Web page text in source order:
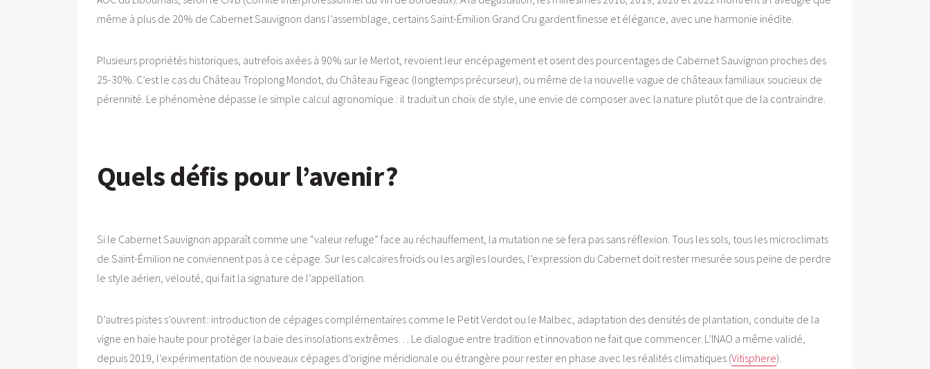
même à plus de 20% de Cabernet Sauvignon dans l’assemblage, certains Saint-Émilion Grand Cru gardent finesse et élégance, avec une harmonie inédite.
Plusieurs propriétés historiques, autrefois axées à 90% sur le Merlot, revoient leur encépagement et osent des pourcentages de Cabernet Sauvignon proches des
25-30%. C’est le cas du Château Troplong Mondot, du Château Figeac (longtemps précurseur), ou même de la nouvelle vague de châteaux familiaux soucieux de
pérennité. Le phénomène dépasse le simple calcul agronomique : il traduit un choix de style, une envie de composer avec la nature plutôt que de la contraindre.
Quels défis pour l’avenir ?
Si le Cabernet Sauvignon apparaît comme une “valeur refuge” face au réchauffement, la mutation ne se fera pas sans réflexion. Tous les sols, tous les microclimats
de Saint-Émilion ne conviennent pas à ce cépage. Sur les calcaires froids ou les argiles lourdes, l’expression du Cabernet doit rester mesurée sous peine de perdre
le style aérien, velouté, qui fait la signature de l’appellation.
D’autres pistes s’ouvrent : introduction de cépages complémentaires comme le Petit Verdot ou le Malbec, adaptation des densités de plantation, conduite de la
vigne en haie haute pour protéger la baie des insolations extrêmes… Le dialogue entre tradition et innovation ne fait que commencer. L’INAO a même validé,
depuis 2019, l’expérimentation de nouveaux cépages d’origine méridionale ou étrangère pour rester en phase avec les réalités climatiques (Vitisphere).